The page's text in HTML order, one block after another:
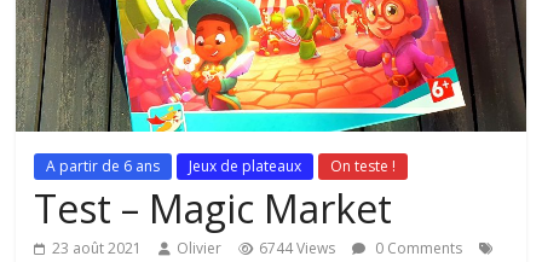
A partir de 6 ans Jeux de plateaux On teste !
Test – Magic Market
23 août 2021 Olivier 6744 Views
0 Comments